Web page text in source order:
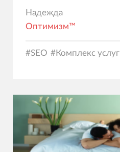
Надежда
Оптимизм™
#SEO #Комплекс услуг